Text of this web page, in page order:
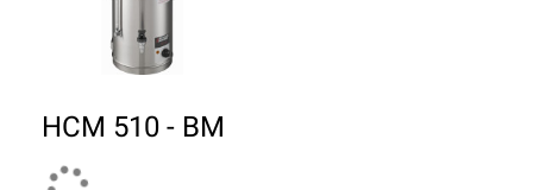
HCM 510 - BM